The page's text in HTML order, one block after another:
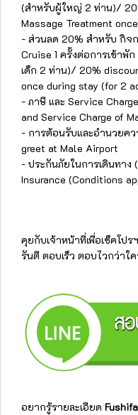
(สำหรับผู้ใหญ่ 2 ท่าน)/
Massage Treatment
- ส่วนลด 20% สำหรับ กิจ
Cruise 1 ครั้งต่อการเข้า
เด็ก 2 ท่าน)/ 20%
once during stay (for 2
- ภาษี และ Service
and Service Charge of
- การต้อนรับและอำนวยค
greet at Male Airport
- ประกันภัยในการเดินทาง
Insurance (Conditions
คุยกับเจ้าหน้าที่เพื่อเช็คโป
รันตี ตอบเร็ว ตอบไวกว่าใ
อยากรู้รายละเอียด